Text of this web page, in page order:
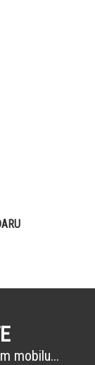
mobilu...